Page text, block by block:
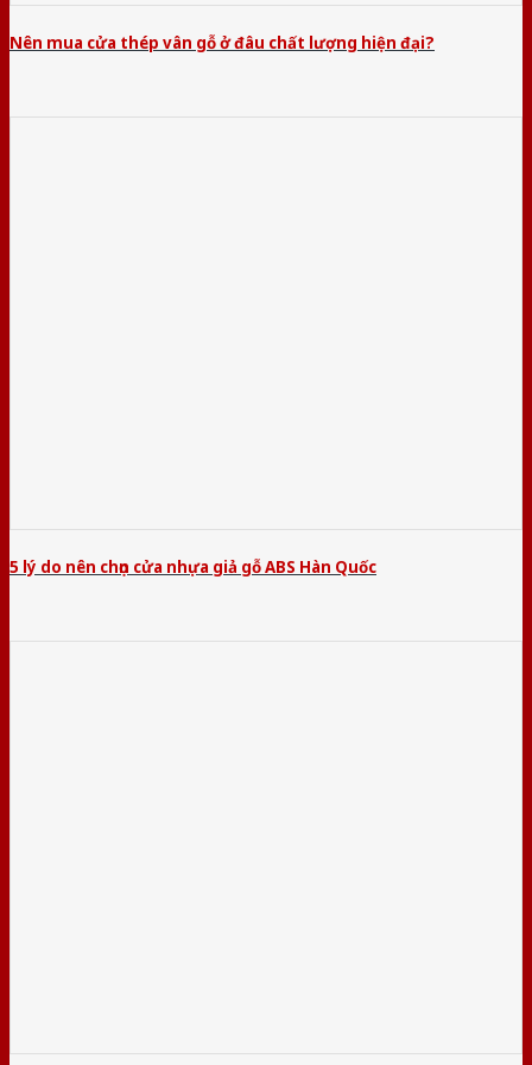
Nên mua cửa thép vân gỗ ở đâu chất lượng hiện đại?
5 lý do nên chọn cửa nhựa giả gỗ ABS Hàn Quốc